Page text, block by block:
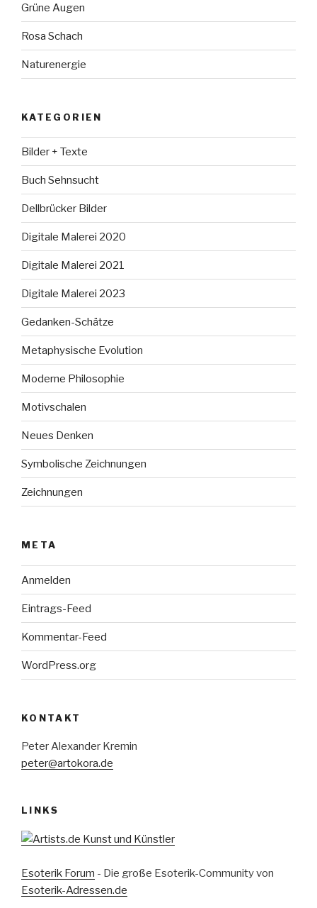
Grüne Augen
Rosa Schach
Naturenergie
KATEGORIEN
Bilder + Texte
Buch Sehnsucht
Dellbrücker Bilder
Digitale Malerei 2020
Digitale Malerei 2021
Digitale Malerei 2023
Gedanken-Schätze
Metaphysische Evolution
Moderne Philosophie
Motivschalen
Neues Denken
Symbolische Zeichnungen
Zeichnungen
META
Anmelden
Eintrags-Feed
Kommentar-Feed
WordPress.org
KONTAKT
Peter Alexander Kremin
peter@artokora.de
LINKS
Esoterik Forum - Die große Esoterik-Community von
Esoterik-Adressen.de